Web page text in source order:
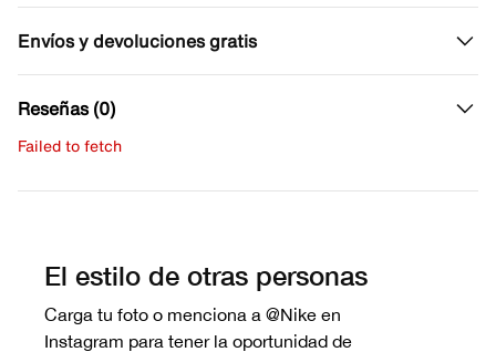
Envíos y devoluciones gratis
Reseñas (0)
Failed to fetch